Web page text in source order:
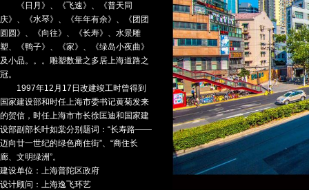
《日月》、《飞速》、《普天同
庆》、《水琴》、《年年有余》、《团团
圆圆》、《向往》、《长寿》、水景雕
塑、《鸭子》、《家》、《绿岛小夜曲》
及小品。。。雕塑数量之多居上海道路之
冠。
1997年12月17日改建竣工时曾得到
国家建设部和时任上海市委书记黄菊发来
的贺信，时任上海市市长徐匡迪和国家建
设部副部长叶如棠分别题词：“长寿路——
迈向廿一世纪的绿色商住街”、“商住长
廊、文明绿洲”。
建设单位：上海普陀区政府
设计顾问：上海逸飞环艺